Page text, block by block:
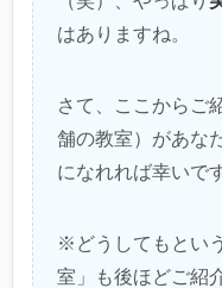
はありますね。
さて、ここからご
舗の教室）があな
になれれば幸いで
※どうしてもとい
室」も後ほどご紹